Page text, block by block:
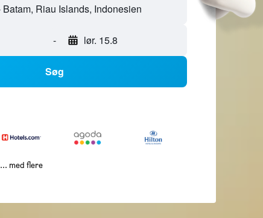
- lør. 15.8
Søg
... med flere